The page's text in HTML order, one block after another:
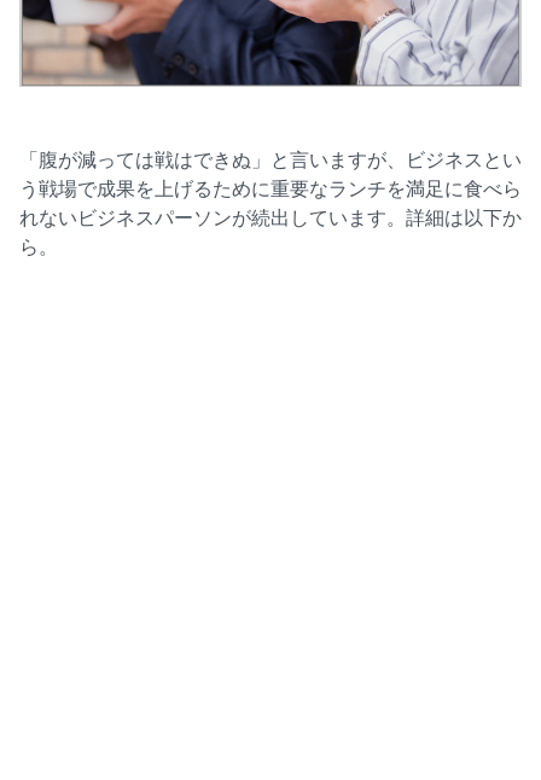
「腹が減っては戦はできぬ」と言いますが、ビジネスとい
う戦場で成果を上げるために重要なランチを満足に食べら
れないビジネスパーソンが続出しています。詳細は以下か
ら。